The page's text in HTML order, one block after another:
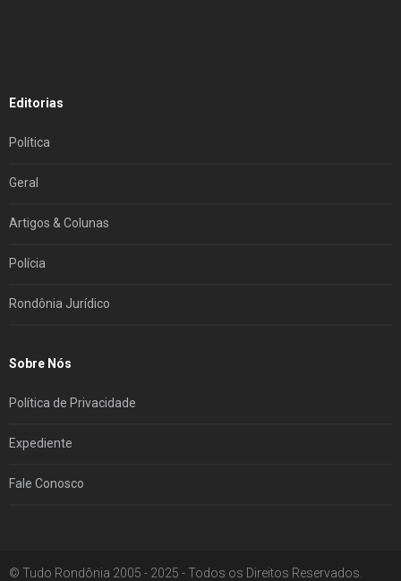
Editorias
Política
Geral
Artigos & Colunas
Polícia
Rondônia Jurídico
Sobre Nós
Política de Privacidade
Expediente
Fale Conosco
© Tudo Rondônia 2005 - 2025 - Todos os Direitos Reservados.